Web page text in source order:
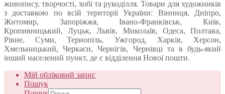
живопису, творчості, хобі та рукоділля. Товари для художників
з доставкою по всій території України: Вінниця, Дніпро,
Житомир, Запоріжжя, Івано-Франківськ, Київ,
Кропивницький, Луцьк, Львів, Миколаїв, Одеса, Полтава,
Рівне, Суми, Тернопіль, Ужгород, Харків, Херсон,
Хмельницький, Черкаси, Чернігів, Чернівці та в будь-який
інший населений пункт, де є відділення Нової пошти.
Мій обліковий запис
Пошук